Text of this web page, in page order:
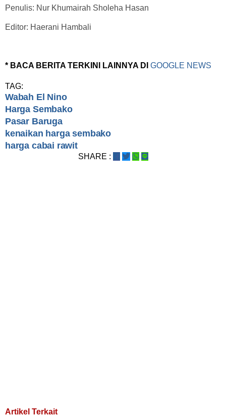
Penulis: Nur Khumairah Sholeha Hasan
Editor: Haerani Hambali
* BACA BERITA TERKINI LAINNYA DI GOOGLE NEWS
TAG:
Wabah El Nino
Harga Sembako
Pasar Baruga
kenaikan harga sembako
harga cabai rawit
SHARE :
Artikel Terkait